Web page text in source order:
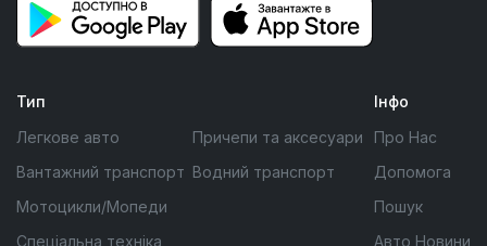
Тип
Легкове авто
Вантажний транспорт
Мотоцикли/Мопеди
Спеціальна техніка
Причепи та аксесуари
Водний транспорт
Інфо
Про Нас
Допомога
Пошук
Авто Новини